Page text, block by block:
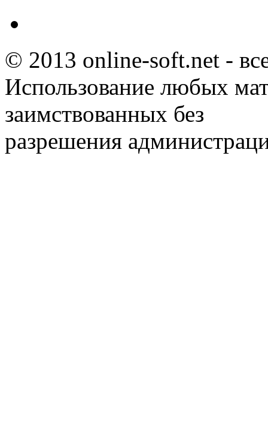
© 2013 online-soft.net -
Использование любых
заимствованных без
разрешения